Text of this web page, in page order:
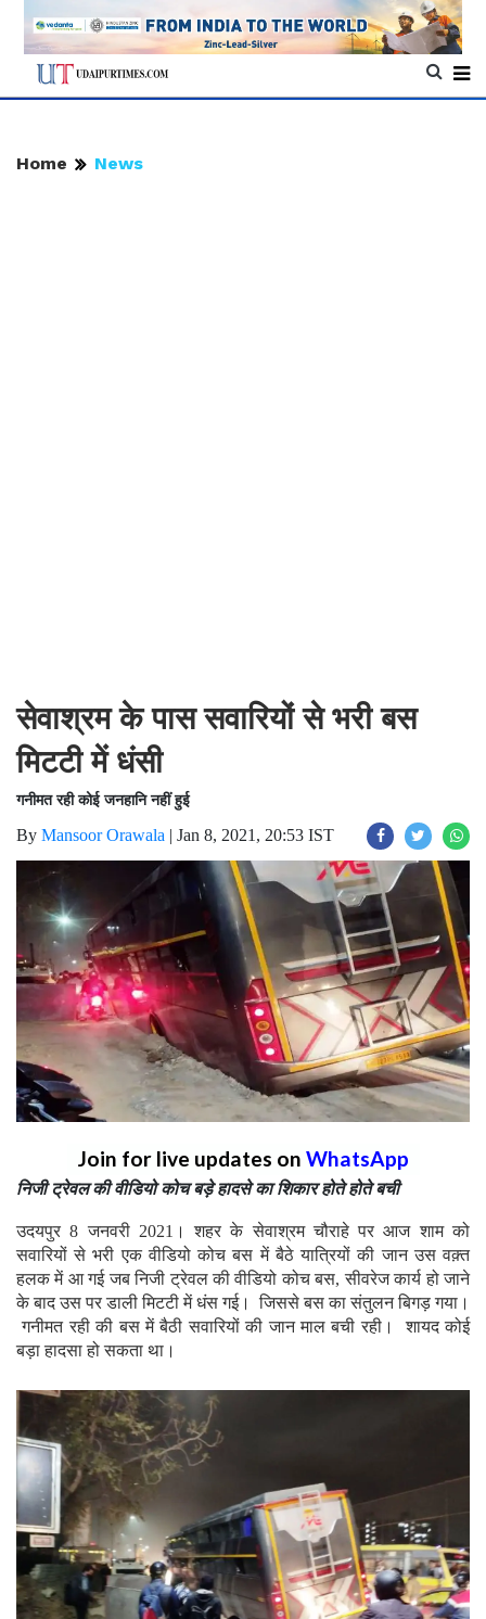
Home News
सेवाश्रम के पास सवारियों से भरी बस
मिटटी में धंसी
गनीमत रही कोई जनहानि नहीं हुई
By Mansoor Orawala | Jan 8, 2021, 20:53 IST
Join for live updates on WhatsApp
निजी ट्रेवल की वीडियो कोच बड़े हादसे का शिकार होते होते बची
उदयपुर 8 जनवरी 2021। शहर के सेवाश्रम चौराहे पर आज शाम को
सवारियों से भरी एक वीडियो कोच बस में बैठे यात्रियों की जान उस वक़्त
हलक में आ गई जब निजी ट्रेवल की वीडियो कोच बस, सीवरेज कार्य हो जाने
के बाद उस पर डाली मिटटी में धंस गई। जिससे बस का संतुलन बिगड़ गया।
गनीमत रही की बस में बैठी सवारियों की जान माल बची रही। शायद कोई
बड़ा हादसा हो सकता था।